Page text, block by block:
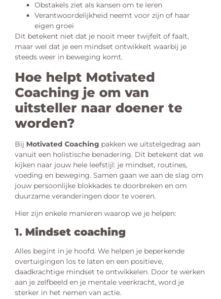
Obstakels ziet als kansen om te leren
Verantwoordelijkheid neemt voor zijn of haar
eigen groei
Dit betekent niet dat je nooit meer twijfelt of faalt,
maar wel dat je een mindset ontwikkelt waarbij je
steeds weer in beweging komt.
Hoe helpt Motivated
Coaching je om van
uitsteller naar doener te
worden?
Bij Motivated Coaching pakken we uitstelgedrag aan
vanuit een holistische benadering. Dit betekent dat we
kijken naar jouw hele leefstijl: je mindset, routines,
voeding en beweging. Samen gaan we aan de slag om
jouw persoonlijke blokkades te doorbreken en om
duurzame veranderingen door te voeren.
Hier zijn enkele manieren waarop we je helpen:
1. Mindset coaching
Alles begint in je hoofd. We helpen je beperkende
overtuigingen los te laten en een positieve,
daadkrachtige mindset te ontwikkelen. Door te werken
aan je zelfbeeld en je mentale veerkracht, word je
sterker in het nemen van actie.